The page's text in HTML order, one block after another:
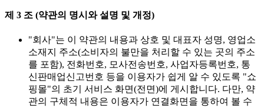
제 3 조 (약관의 명시와 설명 및 개정)
"회사"는 이 약관의 내용과 상호 및 대표자 성명, 영업소
소재지 주소(소비자의 불만을 처리할 수 있는 곳의 주소
를 포함), 전화번호, 모사전송번호, 사업자등록번호, 통
신판매업신고번호 등을 이용자가 쉽게 알 수 있도록 "쇼
핑몰"의 초기 서비스 화면(전면)에 게시합니다. 다만, 약
관의 구체적 내용은 이용자가 연결화면을 통하여 볼 수